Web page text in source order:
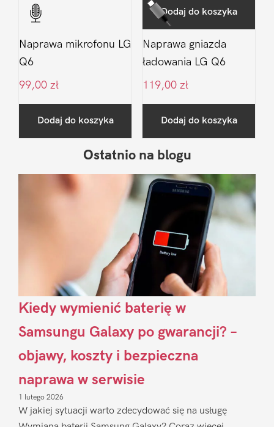
Dodaj do koszyka
Naprawa mikrofonu LG
Q6
99,00 zł
Dodaj do koszyka
Naprawa gniazda
ładowania LG Q6
119,00 zł
Dodaj do koszyka
Sidebar
Ostatnio na blogu
Kiedy wymienić baterię w
Samsungu Galaxy po gwarancji? –
objawy, koszty i bezpieczna
naprawa w serwisie
1 lutego 2026
W jakiej sytuacji warto zdecydować się na usługę